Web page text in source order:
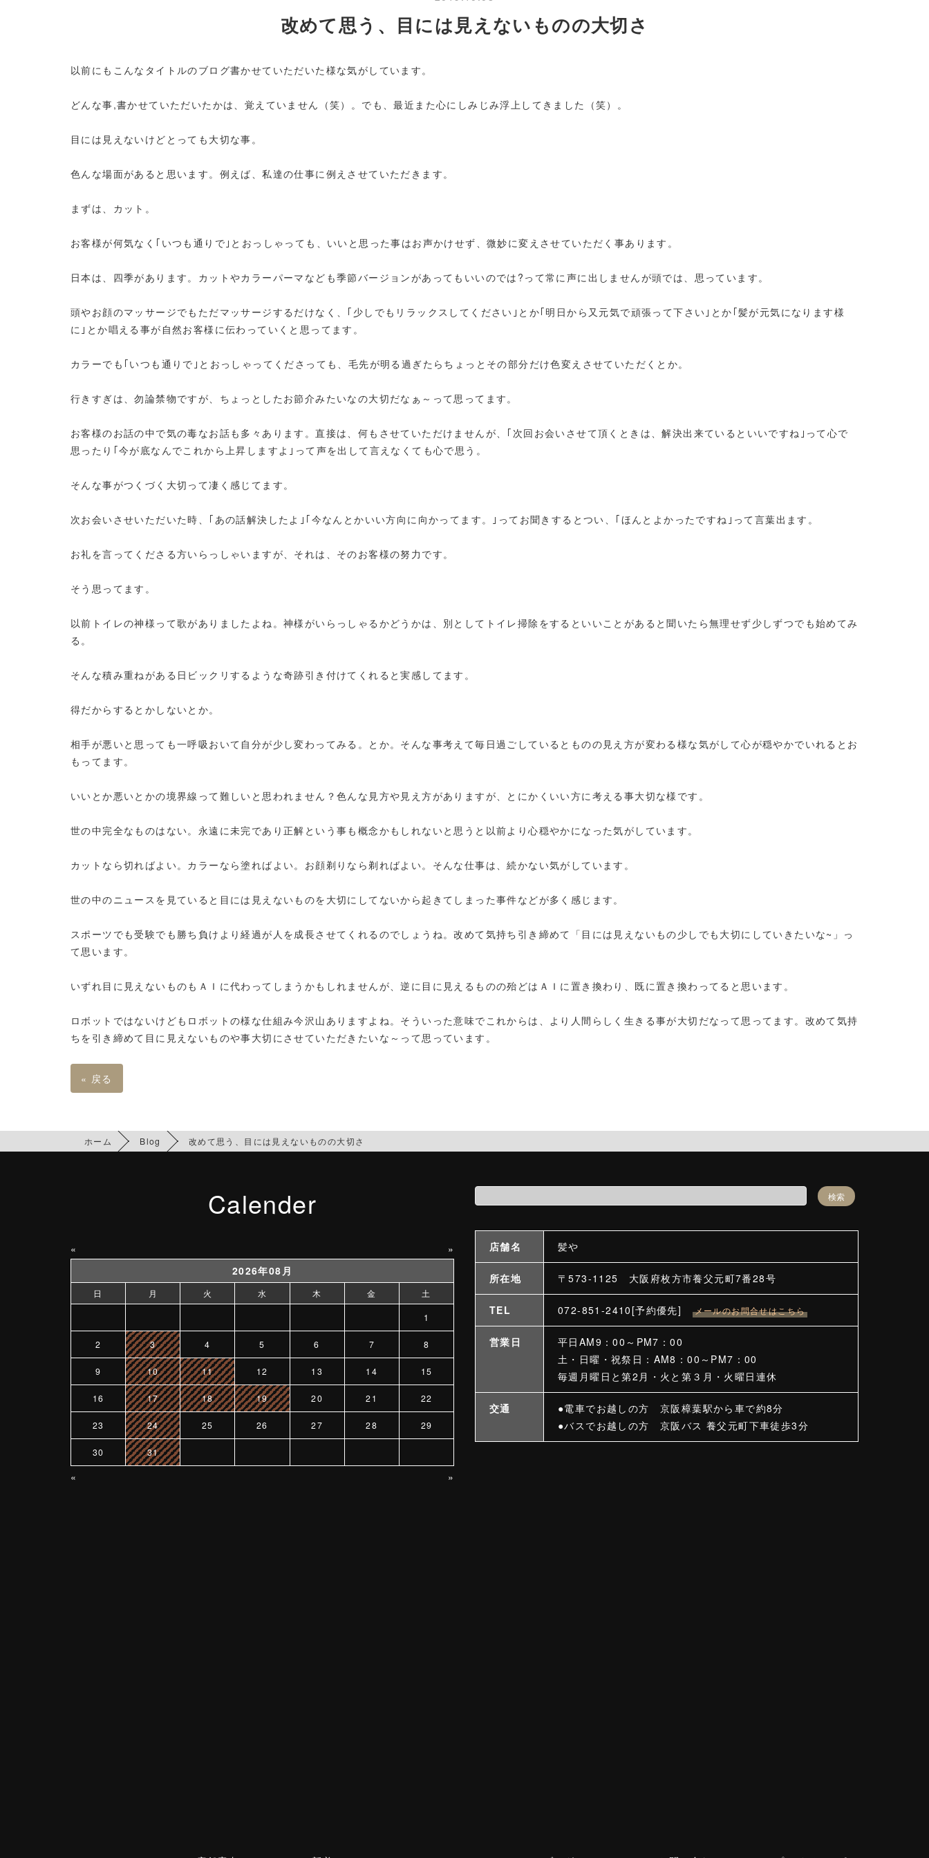
改めて思う、目には見えないものの大切さ
以前にもこんなタイトルのブログ書かせていただいた様な気がしています。
どんな事,書かせていただいたかは、覚えていません（笑）。でも、最近また心にしみじみ浮上してきました（笑）。
目には見えないけどとっても大切な事。
色んな場面があると思います。例えば、私達の仕事に例えさせていただきます。
まずは、カット。
お客様が何気なく｢いつも通りで｣とおっしゃっても、いいと思った事はお声かけせず、微妙に変えさせていただく事あります。
日本は、四季があります。カットやカラーパーマなども季節バージョンがあってもいいのでは?って常に声に出しませんが頭では、思っています。
頭やお顔のマッサージでもただマッサージするだけなく、｢少しでもリラックスしてください｣とか｢明日から又元気で頑張って下さい｣とか｢髪が元気になります様
に｣とか唱える事が自然お客様に伝わっていくと思ってます。
カラーでも｢いつも通りで｣とおっしゃってくださっても、毛先が明る過ぎたらちょっとその部分だけ色変えさせていただくとか。
行きすぎは、勿論禁物ですが、ちょっとしたお節介みたいなの大切だなぁ～って思ってます。
お客様のお話の中で気の毒なお話も多々あります。直接は、何もさせていただけませんが、｢次回お会いさせて頂くときは、解決出来ているといいですね｣って心で
思ったり｢今が底なんでこれから上昇しますよ｣って声を出して言えなくても心で思う。
そんな事がつくづく大切って凄く感じてます。
次お会いさせいただいた時、｢あの話解決したよ｣｢今なんとかいい方向に向かってます。｣ってお聞きするとつい、｢ほんとよかったですね｣って言葉出ます。
お礼を言ってくださる方いらっしゃいますが、それは、そのお客様の努力です。
そう思ってます。
以前トイレの神様って歌がありましたよね。神様がいらっしゃるかどうかは、別としてトイレ掃除をするといいことがあると聞いたら無理せず少しずつでも始めてみ
る。
そんな積み重ねがある日ビックリするような奇跡引き付けてくれると実感してます。
得だからするとかしないとか。
相手が悪いと思っても一呼吸おいて自分が少し変わってみる。とか。そんな事考えて毎日過ごしているとものの見え方が変わる様な気がして心が穏やかでいれるとお
もってます。
いいとか悪いとかの境界線って難しいと思われません？色んな見方や見え方がありますが、とにかくいい方に考える事大切な様です。
世の中完全なものはない。永遠に未完であり正解という事も概念かもしれないと思うと以前より心穏やかになった気がしています。
カットなら切ればよい。カラーなら塗ればよい。お顔剃りなら剃ればよい。そんな仕事は、続かない気がしています。
世の中のニュースを見ていると目には見えないものを大切にしてないから起きてしまった事件などが多く感じます。
スポーツでも受験でも勝ち負けより経過が人を成長させてくれるのでしょうね。改めて気持ち引き締めて「目には見えないもの少しでも大切にしていきたいな~」っ
て思います。
いずれ目に見えないものもＡＩに代わってしまうかもしれませんが、逆に目に見えるものの殆どはＡＩに置き換わり、既に置き換わってると思います。
ロボットではないけどもロボットの様な仕組み今沢山ありますよね。そういった意味でこれからは、より人間らしく生きる事が大切だなって思ってます。改めて気持
ちを引き締めて目に見えないものや事大切にさせていただきたいな～って思っています。
« 戻る
ホーム Blog 改めて思う、目には見えないものの大切さ
Calender
«
»
2026年08月
日 月 火 水 木 金 土
1
2 3 4 5 6 7 8
9 10 11 12 13 14 15
16 17 18 19 20 21 22
23 24 25 26 27 28 29
30 31
« »
店舗名 髪や
所在地 〒573-1125 大阪府枚方市養父元町7番28号
TEL 072-851-2410[予約優先] メールのお問合せはこちら
営業日
平日AM9：00～PM7：00
土・日曜・祝祭日：AM8：00～PM7：00
毎週月曜日と第2月・火と第３月・火曜日連休
交通
●電車でお越しの方 京阪樟葉駅から車で約8分
●バスでお越しの方 京阪バス 養父元町下車徒歩3分